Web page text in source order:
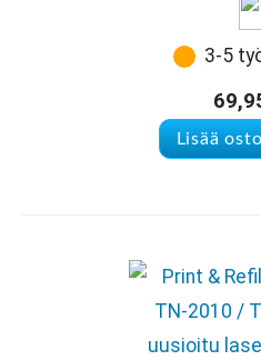
3-5
Lisää